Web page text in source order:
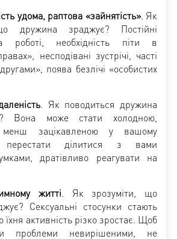
удома, раптова «зайнятість». Як
дружина зраджує? Постійні
роботі, необхідність піти в
несподівані зустрічі, часті
поява безлічі «особистих
. Як поводиться дружина
Вона може стати холодною,
менш зацікавленою у вашому
перестати ділитися з вами
дратівливо реагувати на
житті. Як зрозуміти, що
Сексуальні стосунки стають
їхня активність різко зростає. Щоб
проблеми невирішеними, не